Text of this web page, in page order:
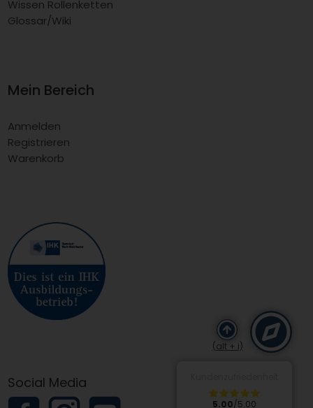
Wissen Rollenketten
Glossar/Wiki
Mein Bereich
Anmelden
Registrieren
Warenkorb
Social Media
(alt + i)
5.00/5.00